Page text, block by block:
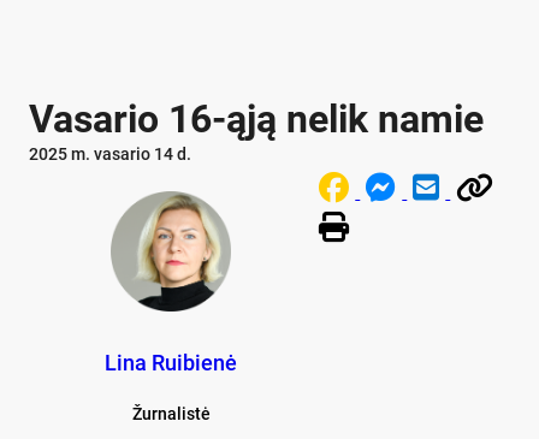
Vasario 16-ąją nelik namie
2025 m. vasario 14 d.
Lina Ruibienė
Žurnalistė